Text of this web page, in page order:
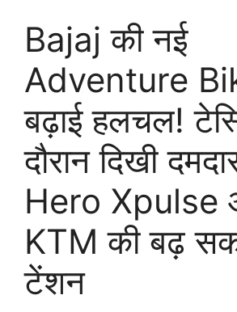
Bajaj की नई
Adventure
बढ़ाई हलचल!
दौरान दिखी
Hero Xpulse
KTM की बढ़
टेंशन